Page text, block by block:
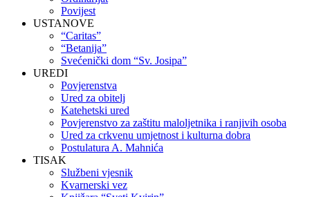
Povijest
USTANOVE
“Caritas”
“Betanija”
Svećenički dom “Sv. Josipa”
UREDI
Povjerenstva
Ured za obitelj
Katehetski ured
Povjerenstvo za zaštitu maloljetnika i ranjivih osoba
Ured za crkvenu umjetnost i kulturna dobra
Postulatura A. Mahnića
TISAK
Službeni vjesnik
Kvarnerski vez